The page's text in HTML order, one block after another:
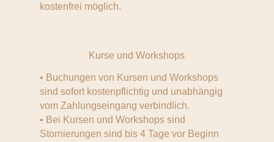
kostenfrei möglich.
Kurse und Workshops
• Buchungen von Kursen und Workshops
sind sofort kostenpflichtig und unabhängig
vom Zahlungseingang verbindlich.
• Bei Kursen und Workshops sind
Stornierungen sind bis 4 Tage vor Beginn